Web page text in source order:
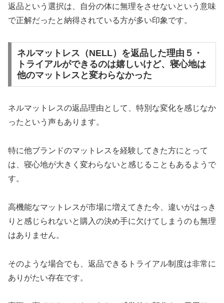
返品という選択は、自分の体に無理をさせないという意味
で正解だったと納得されている方が多い印象です。
ネルマットレス（NELL）を返品した理由５・
トライアルができるのは嬉しいけど、寝心地は
他のマットレスと変わらなかった
ネルマットレスの返品理由として、特別な変化を感じなか
ったという声もあります。
特に他ブランドのマットレスを経験してきた方にとって
は、寝心地が大きく変わらないと感じることもあるようで
す。
高機能なマットレスが市場に増えてきた今、違いがはっき
りと感じられないと購入の決め手に欠けてしまうのも無理
はありません。
そのような場合でも、返品できるトライアル制度は非常に
ありがたい存在です。